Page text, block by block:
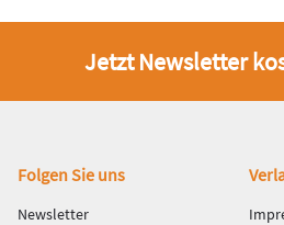
Jetzt Newsletter
Fußbereich
Folgen Sie uns
Newsletter